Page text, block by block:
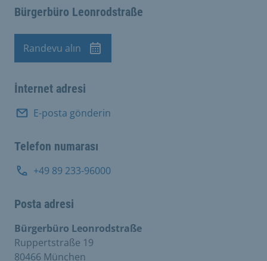
Bürgerbüro Leonrodstraße
Randevu
Randevu alın
İnternet adresi
E-posta gönderin
Telefon numarası
+49 89 233-96000
Posta adresi
Bürgerbüro Leonrodstraße
Ruppertstraße 19
80466 München